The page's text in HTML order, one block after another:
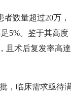
数量超过20万，
5%。鉴于其高度
且术后复发率高達
，临床需求亟待